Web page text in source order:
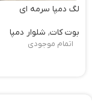
لگ دمپا سرمه ای
بوت کات, شلوار دمپا
اتمام موجودی